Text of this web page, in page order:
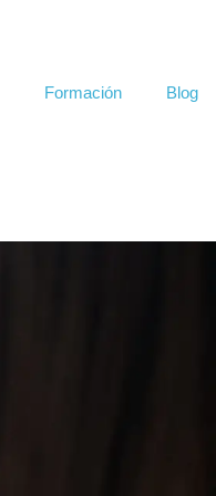
Formación Blog